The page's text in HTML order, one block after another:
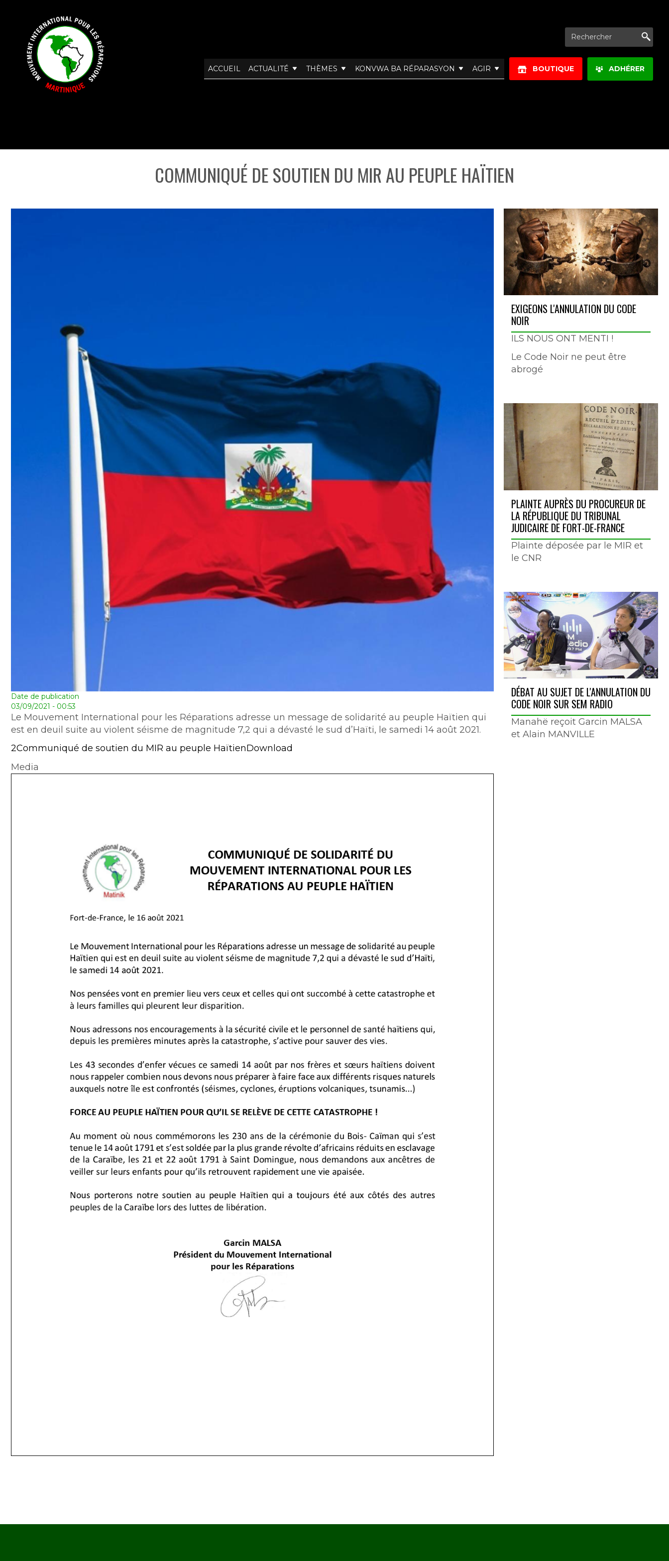
ADHÉRER
BOUTIQUE
ACCUEIL ACTUALITÉ THÈMES KONVWA BA RÉPARASYON AGIR
COMMUNIQUÉ DE SOUTIEN DU MIR AU PEUPLE HAÏTIEN
Date de publication
03/09/2021 - 00:53
Le Mouvement International pour les Réparations adresse un message de solidarité au peuple Haïtien qui
est en deuil suite au violent séisme de magnitude 7,2 qui a dévasté le sud d’Haïti, le samedi 14 août 2021.
2Communiqué de soutien du MIR au peuple HaïtienDownload
Media
EXIGEONS L'ANNULATION DU CODE
NOIR
ILS NOUS ONT MENTI !
Le Code Noir ne peut être
abrogé
PLAINTE AUPRÈS DU PROCUREUR DE
LA RÉPUBLIQUE DU TRIBUNAL
JUDICAIRE DE FORT-DE-FRANCE
Plainte déposée par le MIR et
le CNR
DÉBAT AU SUJET DE L'ANNULATION DU
CODE NOIR SUR SEM RADIO
Manahë reçoit Garcin MALSA
et Alain MANVILLE